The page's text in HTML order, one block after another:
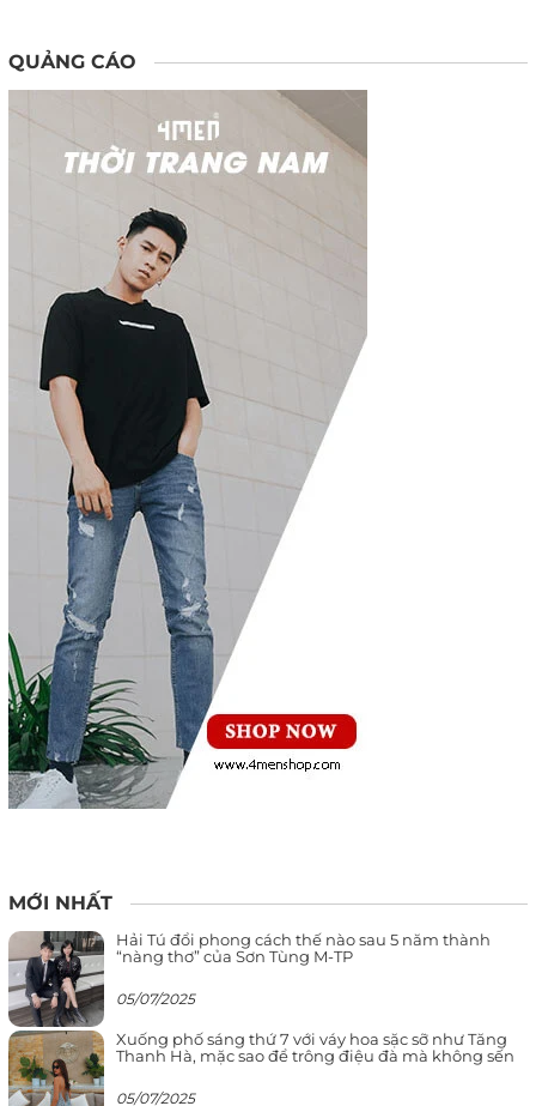
QUẢNG CÁO
MỚI NHẤT
Hải Tú đổi phong cách thế nào sau 5 năm thành
“nàng thơ” của Sơn Tùng M-TP
05/07/2025
Xuống phố sáng thứ 7 với váy hoa sặc sỡ như Tăng
Thanh Hà, mặc sao để trông điệu đà mà không sến
05/07/2025